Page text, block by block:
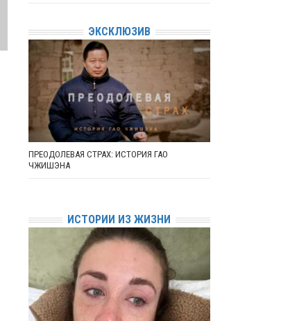
ЭКСКЛЮЗИВ
ПРЕОДОЛЕВАЯ СТРАХ: ИСТОРИЯ ГАО
ЧЖИШЭНА
ИСТОРИИ ИЗ ЖИЗНИ